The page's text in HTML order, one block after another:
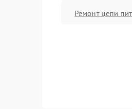
Ремонт цепи